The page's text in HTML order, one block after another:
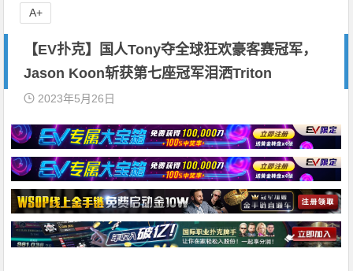
【EV扑克】国人Tony夺全球狂欢豪客赛冠军，
Jason Koon斩获第七座冠军泪洒Triton
2023年5月26日
A+